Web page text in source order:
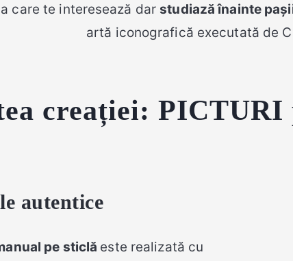
care te interesează darstudiază înainte
artă iconografică executată de
creației: PICTURI
autentice
pe sticlă este realizată cu